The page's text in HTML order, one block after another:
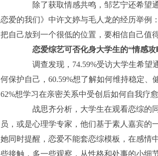
除了获取情感共鸣，邹艺宁还希望通
恋爱的我们》中许文婷与毛人龙的经历举例
把自己放到一个很低的位置，要相信自己值
恋爱综艺可否化身大学生的“情感攻
调查发现，74.59%受访大学生希望
何保护自己，60.59%想了解如何维持稳定、
62%想学习在亲密关系中受创后如何自我疗
战思齐分析，大学生在观看恋综的同
员，或是心理学专家，他们基于素人嘉宾的
她同时提醒，恋爱不能套恋综模板，在感情
些接触，多一些观察，从性格和处事的小细